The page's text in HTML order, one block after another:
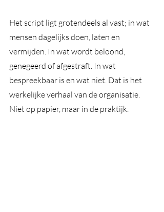
Het script ligt grotendeels al vast; in wat
mensen dagelijks doen, laten en
vermijden. In wat wordt beloond,
genegeerd of afgestraft. In wat
bespreekbaar is en wat niet. Dat is het
werkelijke verhaal van de organisatie.
Niet op papier, maar in de praktijk.